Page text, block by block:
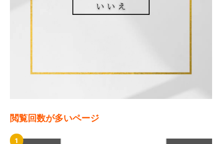
閲覧回数が多いページ